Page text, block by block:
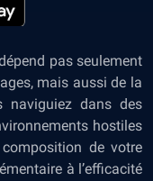
pas seulement
mais aussi de la
naviguiez dans des
hostiles
de votre
à l’efficacité